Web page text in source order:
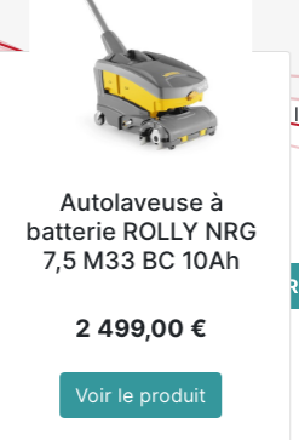
Référence : C822
Matériel : Céramique
Poids : 120 g
Montrer les prix avec
46,99€
AJOUTER AU PANIER
Autolaveuse à
batterie ROLLY NRG
7,5 M33 BC 20Ah
2 705,00
Voir le produit